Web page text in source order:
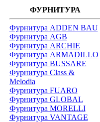
ФУРНИТУРА
Фурнитура ADDEN BAU
Фурнитура AGB
Фурнитура ARCHIE
Фурнитура ARMADILLO
Фурнитура BUSSARE
Фурнитура Class &
Melodia
Фурнитура FUARO
Фурнитура GLOBAL
Фурнитура MORELLI
Фурнитура VANTAGE